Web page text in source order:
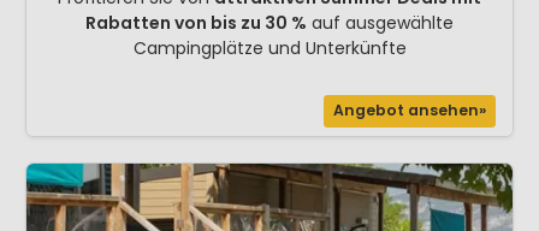
Rabatten von bis zu 30 % auf ausgewählte
Campingplätze und Unterkünfte
Angebot ansehen»